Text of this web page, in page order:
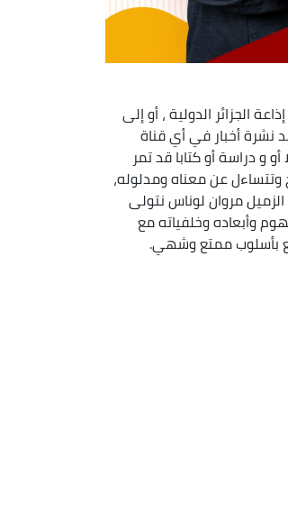
الجزائر الدولية ، أو إلى
نشرة أخبار في أي قناة
أو و دراسة أو كتابا قد تمر
عن معناه ومدلوله،
مروان لوناس نتولى
وأبعاده وخلفياته مع
بأسلوب ممتع وشهي.